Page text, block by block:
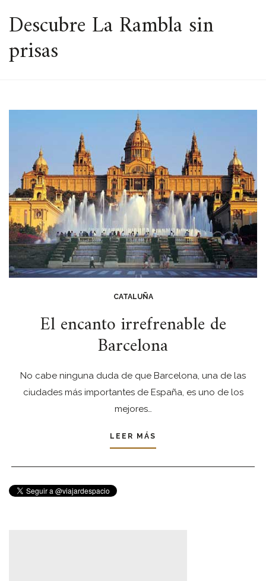
ESPACIO
Descubre La Rambla sin
prisas
CATALUÑA
El encanto irrefrenable de
Barcelona
No cabe ninguna duda de que Barcelona, una de las
ciudades más importantes de España, es uno de los
mejores…
LEER MÁS